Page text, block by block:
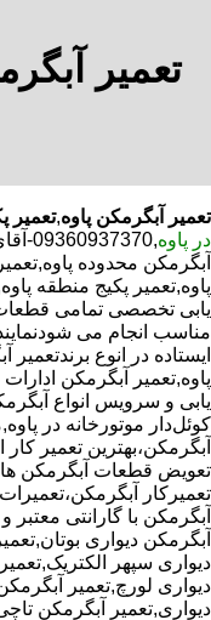
تعمیر
تعمیر آبگرمکن پاوه,تعمیر
در پاوه
آبگرمکن محدوده
پاوه,تعمیر پکیج منطقه
یابی تخصصی تمامی قطعات
مناسب انجام می
ایستاده در انوع
پاوه,تعمیر آبگرمکن
یابی و سرویس انواع
کوئل‌دار موتورخانه در
آبگرمکن،بهترین تعمیر
تعویض قطعات آبگرمکن
تعمیرکار
آبگرمکن با گارانتی
آبگرمکن دیواری
دیواری سپهر
دیواری لورچ,تعمیر
دیواری,تعمیر آبگرمکن